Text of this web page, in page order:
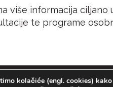
više informacija
te programe
kolačiće (engl. cookies)